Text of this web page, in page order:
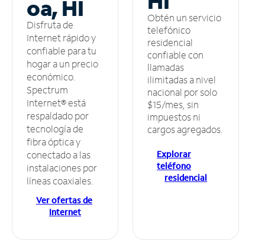
oa, HI
Disfruta de
Internet rápido y
confiable para tu
hogar a un precio
económico.
Spectrum
Internet® está
respaldado por
tecnología de
fibra óptica y
conectado a las
instalaciones por
líneas coaxiales.
Ver ofertas de
Internet
Obtén un servicio
telefónico
residencial
confiable con
llamadas
ilimitadas a nivel
nacional por solo
$15/mes, sin
impuestos ni
cargos agregados.
Explorar
teléfono
residencial